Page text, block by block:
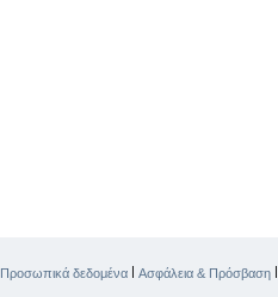
Προσωπικά δεδομένα Ασφάλεια & Πρόσβαση